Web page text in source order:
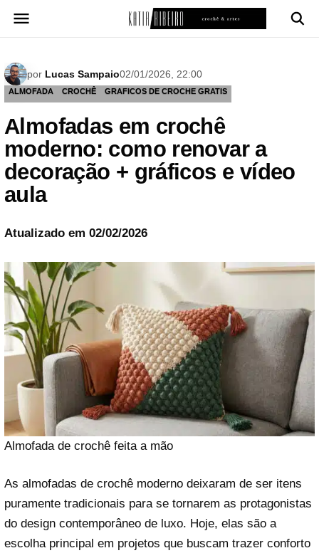
para
por Lucas Sampaio02/01/2026, 22:00
ALMOFADA CROCHÊ GRAFICOS DE CROCHE GRATIS
Almofadas em crochê
moderno: como renovar a
decoração + gráficos e vídeo
aula
Atualizado em 02/02/2026
Almofada de crochê feita a mão
As almofadas de crochê moderno deixaram de ser itens
puramente tradicionais para se tornarem as protagonistas
do design contemporâneo de luxo. Hoje, elas são a
escolha principal em projetos que buscam trazer conforto